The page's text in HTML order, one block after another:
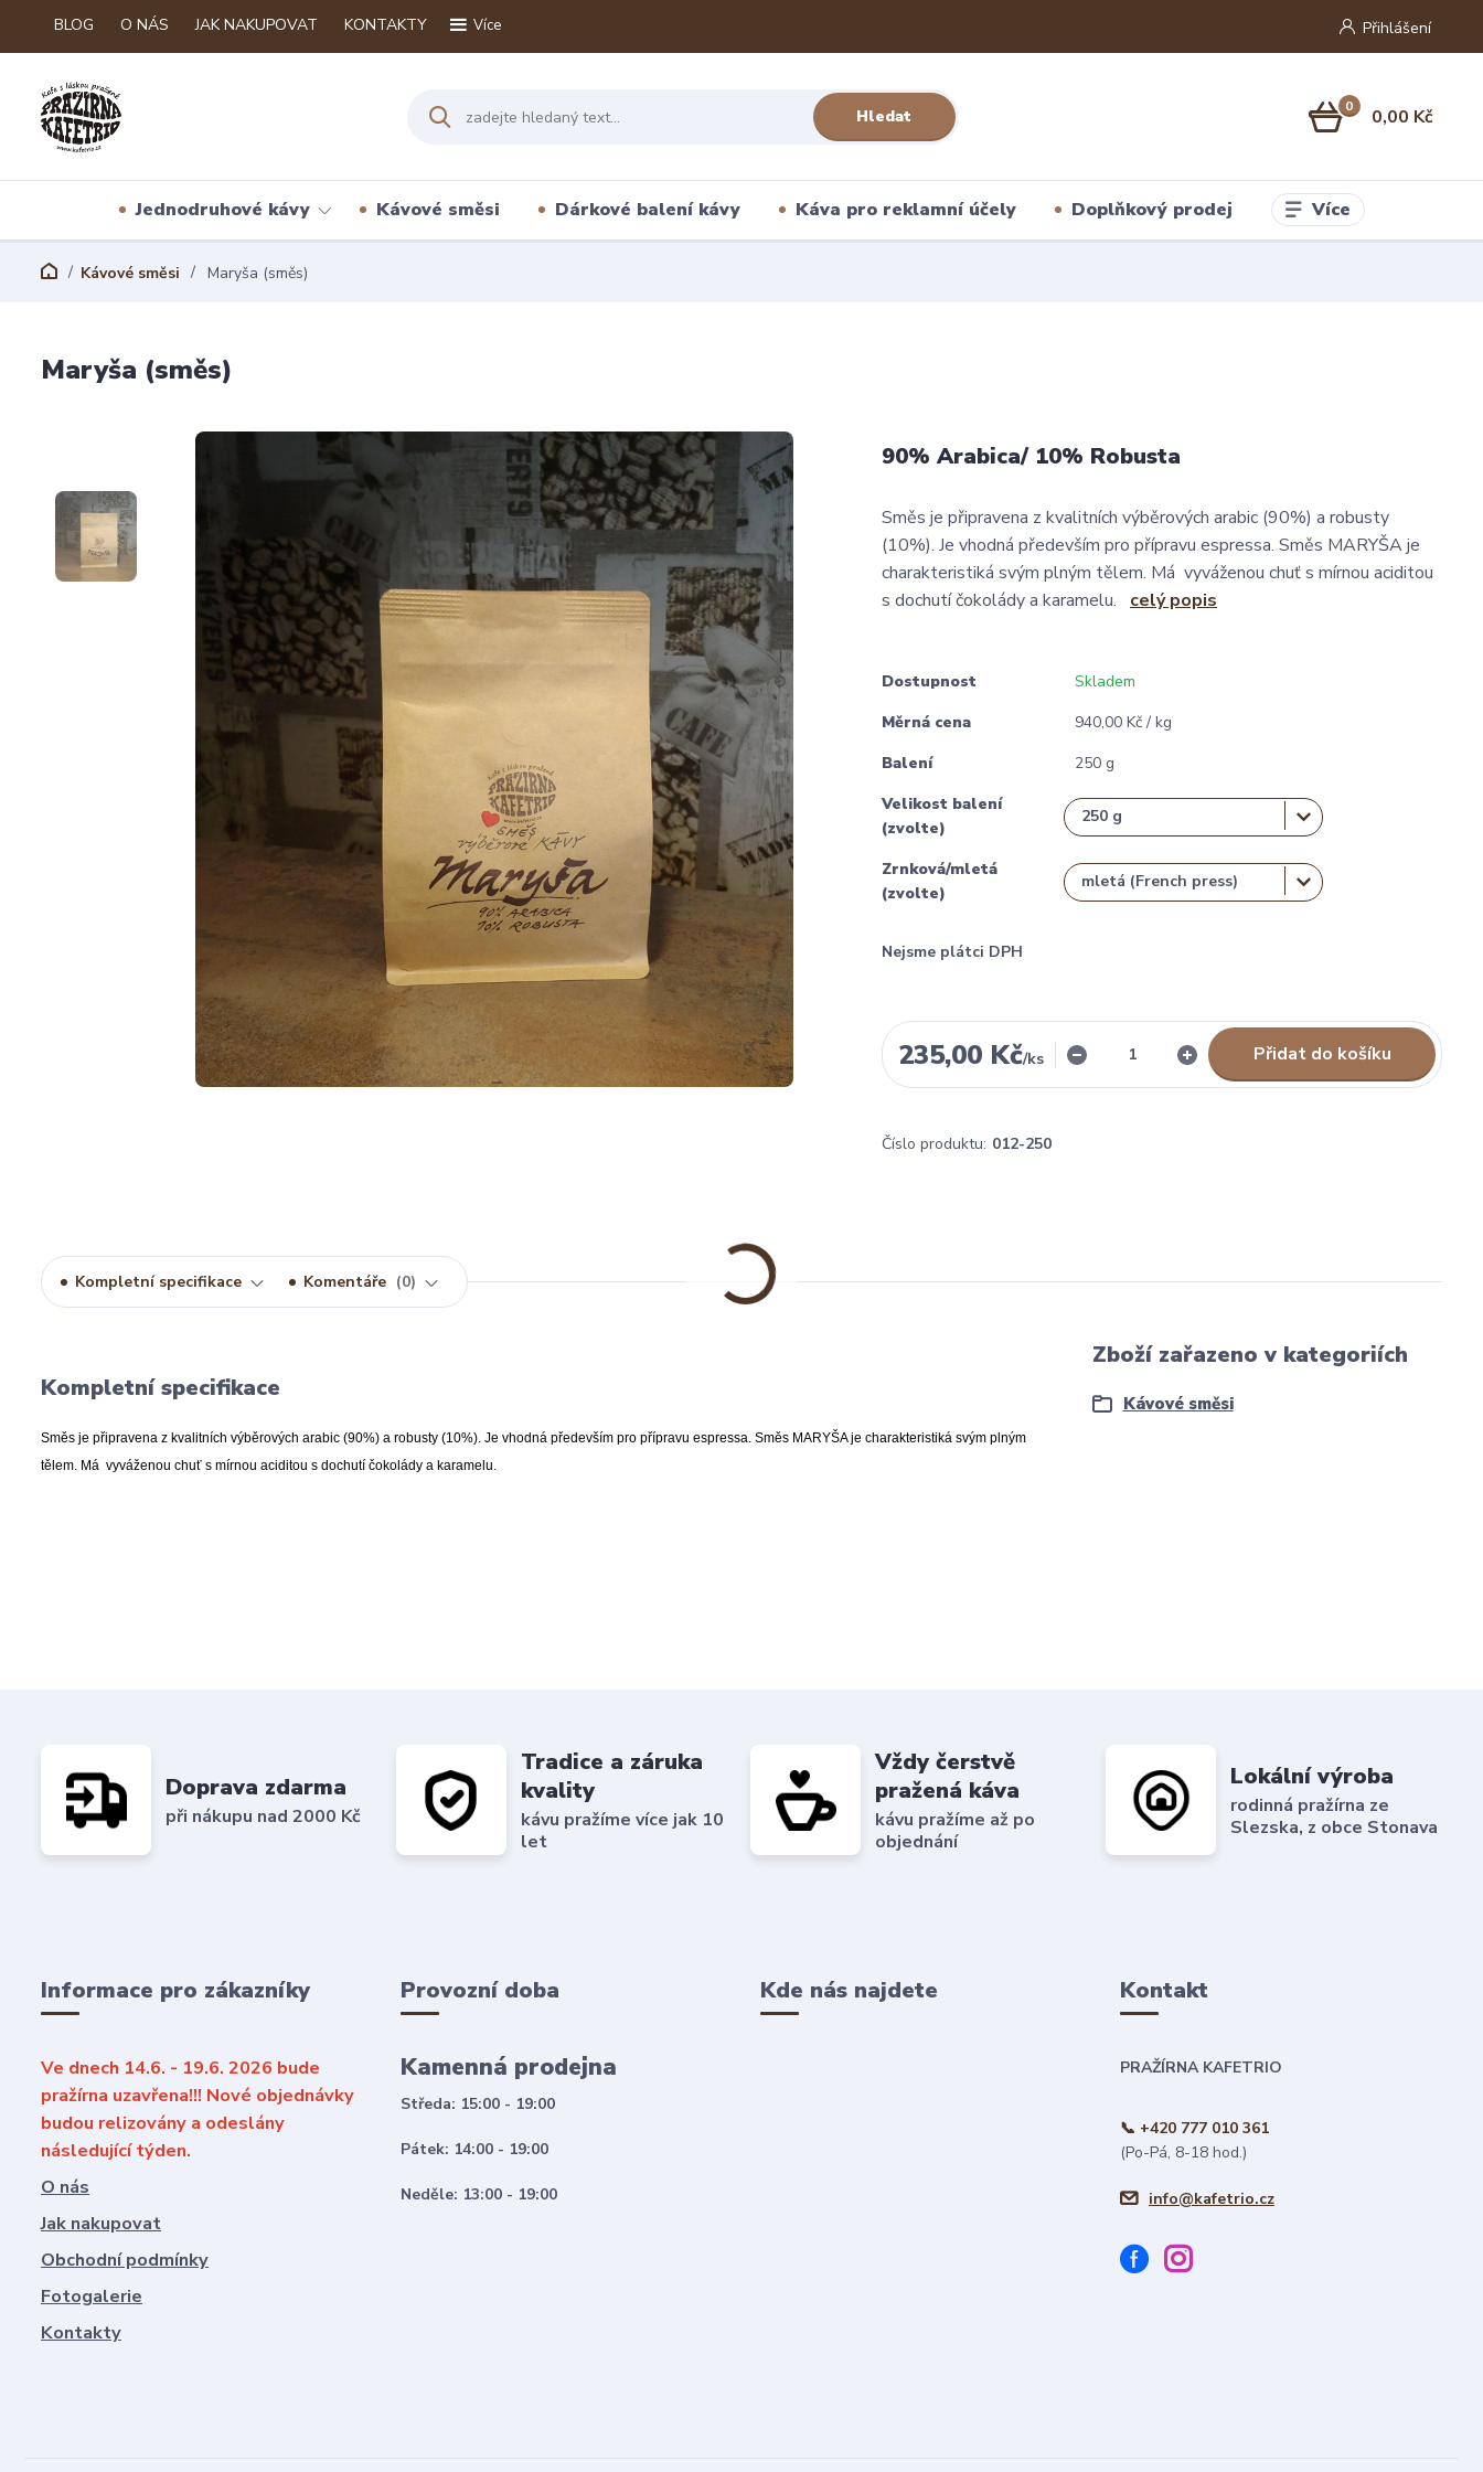
BLOG O NÁS JAK NAKUPOVAT KONTAKTY Více Přihlášení
Hledat 0 0,00 Kč
Jednodruhové kávy Kávové směsi Dárkové balení kávy Káva pro reklamní účely Doplňkový prodej Více
Kávové směsi Maryša (směs)
Maryša (směs)
90% Arabica/ 10% Robusta
Směs je připravena z kvalitních výběrových arabic (90%) a robusty
(10%). Je vhodná především pro přípravu espressa. Směs MARYŠA je
charakteristiká svým plným tělem. Má vyváženou chuť s mírnou aciditou
s dochutí čokolády a karamelu. celý popis
Dostupnost
Skladem
Měrná cena
940,00 Kč / kg
Balení
250 g
Velikost balení
(zvolte)
Zrnková/mletá
(zvolte)
Nejsme plátci DPH
235,00 Kč/ks Přidat do košíku
Číslo produktu: 012-250
Kompletní specifikace Komentáře 0
Kompletní specifikace
Směs je připravena z kvalitních výběrových arabic (90%) a robusty (10%). Je vhodná především pro přípravu espressa. Směs MARYŠA je charakteristiká svým plným
tělem. Má vyváženou chuť s mírnou aciditou s dochutí čokolády a karamelu.
Zboží zařazeno v kategoriích
Kávové směsi
Doprava zdarma
při nákupu nad 2000 Kč
Tradice a záruka
kvality
kávu pražíme více jak 10
let
Vždy čerstvě
pražená káva
kávu pražíme až po
objednání
Lokální výroba
rodinná pražírna ze
Slezska, z obce Stonava
Informace pro zákazníky
Ve dnech 14.6. - 19.6. 2026 bude
pražírna uzavřena!!! Nové objednávky
budou relizovány a odeslány
následující týden.
O nás
Jak nakupovat
Obchodní podmínky
Fotogalerie
Kontakty
Provozní doba
Kamenná prodejna
Středa: 15:00 - 19:00
Pátek: 14:00 - 19:00
Neděle: 13:00 - 19:00
Kde nás najdete Kontakt
PRAŽÍRNA KAFETRIO
📞 +420 777 010 361
(Po-Pá, 8-18 hod.)
info@kafetrio.cz